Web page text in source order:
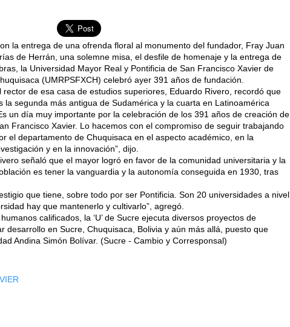
la entrega de una ofrenda floral al monumento del fundador, Fray Juan
de Herrán, una solemne misa, el desfile de homenaje y la entrega de
la Universidad Mayor Real y Pontificia de San Francisco Xavier de
(UMRPSFXCH) celebró ayer 391 años de fundación.
rector de esa casa de estudios superiores, Eduardo Rivero, recordó que
la segunda más antigua de Sudamérica y la cuarta en Latinoamérica
un día muy importante por la celebración de los 391 años de creación de
Francisco Xavier. Lo hacemos con el compromiso de seguir trabajando
el departamento de Chuquisaca en el aspecto académico, en la
y en la innovación”, dijo.
señaló que el mayor logró en favor de la comunidad universitaria y la
es tener la vanguardia y la autonomía conseguida en 1930, tras
que tiene, sobre todo por ser Pontificia. Son 20 universidades a nivel
hay que mantenerlo y cultivarlo”, agregó.
calificados, la ‘U’ de Sucre ejecuta diversos proyectos de
desarrollo en Sucre, Chuquisaca, Bolivia y aún más allá, puesto que
Andina Simón Bolívar. (Sucre - Cambio y Corresponsal)